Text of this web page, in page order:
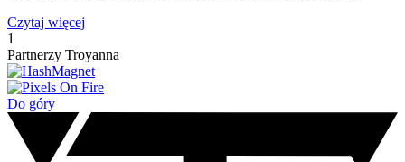
Czytaj więcej
1
Partnerzy Troyanna
Do góry